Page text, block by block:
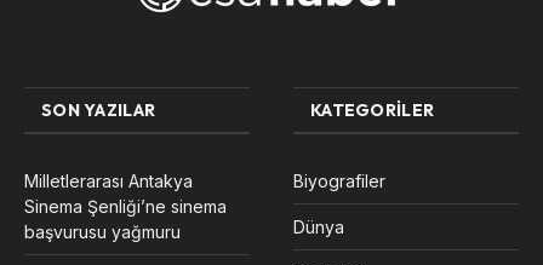
SON YAZILAR
Milletlerarası Antakya
Sinema Şenliği’ne sinema
başvurusu yağmuru
KATEGORILER
Biyografiler
Dünya